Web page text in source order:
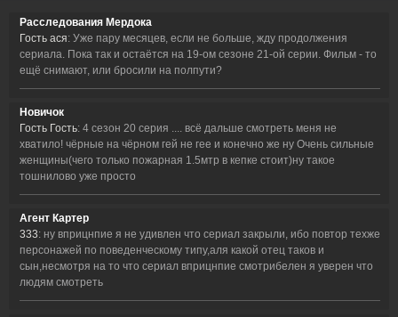
Расследования Мердока
Гость ася: Уже пару месяцев, если не больше, жду продолжения
сериала. Пока так и остаётся на 19-ом сезоне 21-ой серии. Фильм - то
ещё снимают, или бросили на полпути?
Новичок
Гость Гость: 4 сезон 20 серия .... всё дальше смотреть меня не
хватило! чёрные на чёрном гей не гее и конечно же ну Очень сильные
женщины(чего только пожарная 1.5мтр в кепке стоит)ну такое
тошнилово уже просто
Агент Картер
333: ну вприцнпие я не удивлен что сериал закрыли, ибо повтор техже
персонажей по поведенческому типу,аля какой отец таков и
сын,несмотря на то что сериал вприцнпие смотрибелен я уверен что
людям смотреть